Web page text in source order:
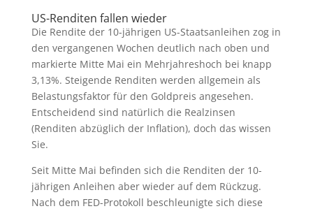
US-Renditen fallen wieder
Die Rendite der 10-jährigen US-Staatsanleihen zog in
den vergangenen Wochen deutlich nach oben und
markierte Mitte Mai ein Mehrjahreshoch bei knapp
3,13%. Steigende Renditen werden allgemein als
Belastungsfaktor für den Goldpreis angesehen.
Entscheidend sind natürlich die Realzinsen
(Renditen abzüglich der Inflation), doch das wissen
Sie.
Seit Mitte Mai befinden sich die Renditen der 10-
jährigen Anleihen aber wieder auf dem Rückzug.
Nach dem FED-Protokoll beschleunigte sich diese